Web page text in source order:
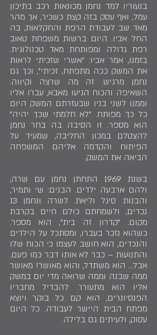
בנעוריו למד נחמן מכונאות רכב בתיכון
עמל, ואף עסק בזה קצת כשכיר, אך מהר
מאד שב לעבודת הרפת והחקלאות, בה
החל אביו. היום ברשות משפחת טאוב
רפת גדולה ומפותחת מאד טכנולוגית.
בזמנו, אמר אביו: "אשרי שזכיתי לראות
את המשק ככה מתפתח, זכיתי", וכך גם
נחמן מרגיש. זה מה שרצה וקיווה.
השאיפה והכוח הגיעו מאבא, עברו אליו
וממנו לשני בניו שבעזרתם המשק היום
כל כך מפותח. "לא חלמתי שכך יהיה"
הוא מספר. זו הסיבה בה בחר נחמן
להצטלם במכון החליבה, שמעיד על
הפיתוח והקדמה אליהם המשפחה
הביאה את המשק.
בשנת 1969 התחתן נחמן עם שרה,
ולהם ארבעה ילדים. הבנים: שי ותמיר,
והבנות: סיגל וליאת. לשרה ונחמן 13
נכדים, ולשמחתם כולם חיים בקרבת
מקום. "קדרון זה בית", הוא מספר.
כשהוא נזכר בעברו, ומסתכל על הילדים
והנכדים, הוא חושב לעצמו כי הכוח שלו
והתנועות – כבר לא אותו דבר כמו פעם.
אבל... הוא משתדל, והוא מאושר! מאושר
ממה שבנה וממה שרואה מדי יום במשק
אליו הוא מתעורר. להבדיל מחבריו
הפנסיונרים, הוא קם כל בוקר ויוצא
מפתח הבית היישר לעבודה. כל היום
עסוק, ולעיתים גם בלילה.